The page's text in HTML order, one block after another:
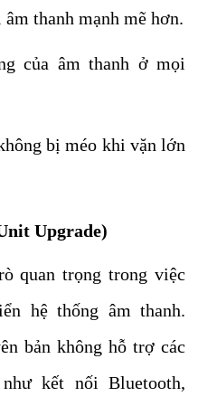
thanh mạnh mẽ hơn.
của âm thanh ở mọi
bị méo khi vặn lớn
Upgrade)
quan trọng trong việc
hệ thống âm thanh.
bản không hỗ trợ các
kết nối Bluetooth,